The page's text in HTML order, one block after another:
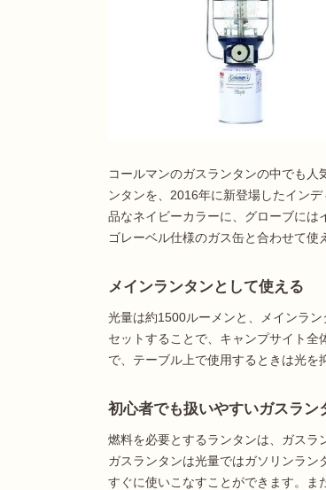
コールマンのガスランタンの中でも
ンタンを、2016年に新登場したイン
品なネイビーカラーに、グローブには
ゴレーベル仕様のガス缶と合わせて使
メインランタンとして使える
光量は約1500ルーメンと、メインラ
セットすることで、キャンプサイト
で、テーブル上で使用するときは光を
初心者でも扱いやすいガスラン
燃料を必要とするランタンは、ガスラ
ガスランタンは光量ではガソリンラン
すぐに使いこなすことができます。ま